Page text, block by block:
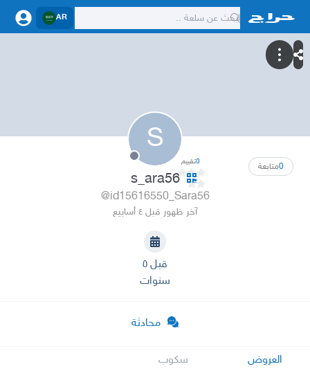
AR
S
0متابعة 0تقييم
s_ara56
@id15616550_Sara56
آخر ظهور قبل ٤ أسابيع
قبل ٥
سنوات
محادثة
العروض سكوب